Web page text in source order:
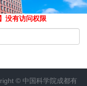
没有访问权限
© 中国科学院成都有